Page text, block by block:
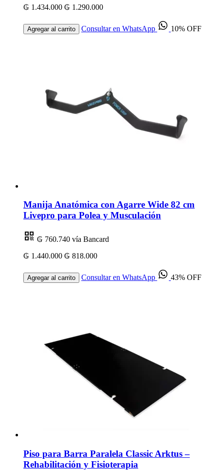
₲ 1.434.000 ₲ 1.290.000
Agregar al carrito Consultar en WhatsApp 10% OFF
Manija Anatómica con Agarre Wide 82 cm
Livepro para Polea y Musculación
₲ 760.740 vía Bancard
₲ 1.440.000 ₲ 818.000
Agregar al carrito Consultar en WhatsApp 43% OFF
Piso para Barra Paralela Classic Arktus –
Rehabilitación y Fisioterapia